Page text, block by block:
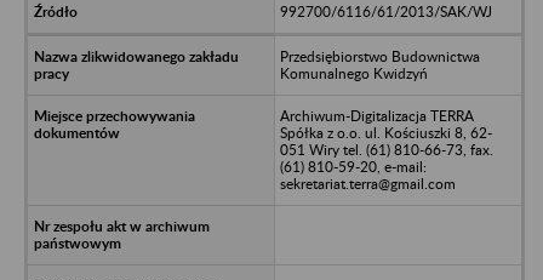
992700/6116/61/2013/SAK/WJ
Przedsiębiorstwo Budownictwa
Komunalnego Kwidzyń
Archiwum-Digitalizacja TERRA
Spółka z o.o. ul. Kościuszki 8, 62-
051 Wiry tel. (61) 810-66-73, fax.
(61) 810-59-20, e-mail:
sekretariat.terra@gmail.com